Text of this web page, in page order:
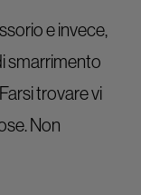
e invece,
smarrimento
trovare vi
Non